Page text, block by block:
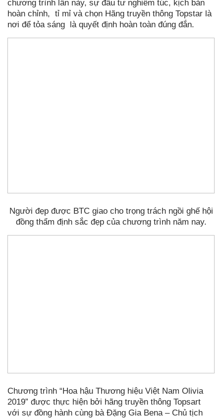
chương trình lần này, sự đầu tư nghiêm túc, kịch bản
hoàn chỉnh, tỉ mỉ và chọn Hãng truyền thông Topstar là
nơi để tỏa sáng là quyết định hoàn toàn đúng đắn.
Người đẹp được BTC giao cho trọng trách ngồi ghế hội
đồng thẩm định sắc đẹp của chương trình năm nay.
Chương trình “Hoa hậu Thương hiệu Việt Nam Olivia
2019” được thực hiện bởi hãng truyền thông Topsart
với sự đồng hành cùng bà Đặng Gia Bena – Chủ tịch